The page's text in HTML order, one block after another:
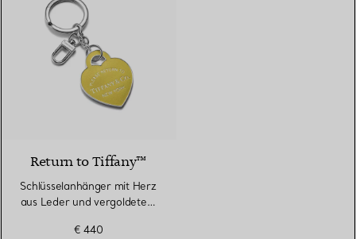
Return to Tiffany™
Schlüsselanhänger mit Herz
aus Leder und vergoldetem
€ 440